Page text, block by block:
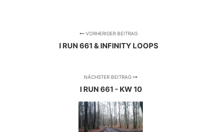
VORHERIGER BEITRAG
I RUN 661 & INFINITY LOOPS
NÄCHSTER BEITRAG
I RUN 661 - KW 10